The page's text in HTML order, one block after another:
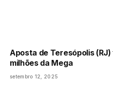
Aposta de Teresópolis
milhões da Mega
setembro 12, 2025